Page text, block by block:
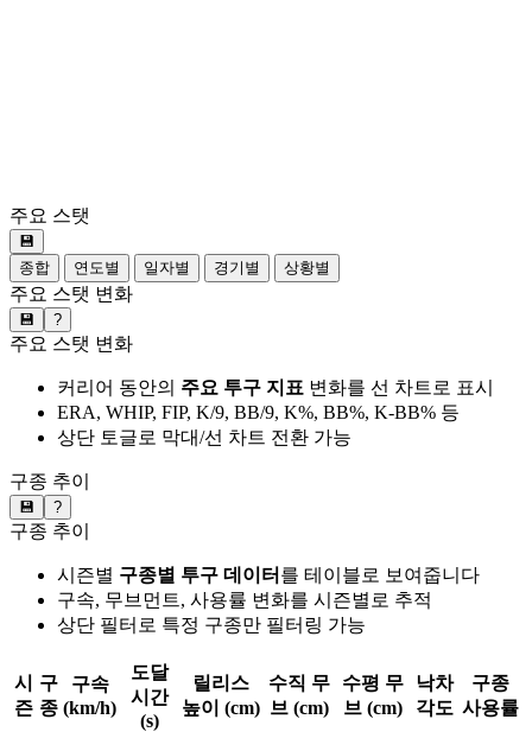
주요 스탯
💾
종합
연도별 일자별 경기별 상황별
주요 스탯 변화
💾 ?
주요 스탯 변화
커리어 동안의 주요 투구 지표 변화를 선 차트로 표시
ERA, WHIP, FIP, K/9, BB/9, K%, BB%, K-BB% 등
상단 토글로 막대/선 차트 전환 가능
구종 추이
💾 ?
구종 추이
시즌별 구종별 투구 데이터 를 테이블로 보여줍니다
구속, 무브먼트, 사용률 변화를 시즌별로 추적
상단 필터로 특정 구종만 필터링 가능
시
즌
구
종
구속
(km/h)
도달
시간
(s)
릴리스
높이 (cm)
수직 무
브 (cm)
수평 무
브 (cm)
낙차
각도
구종
사용률